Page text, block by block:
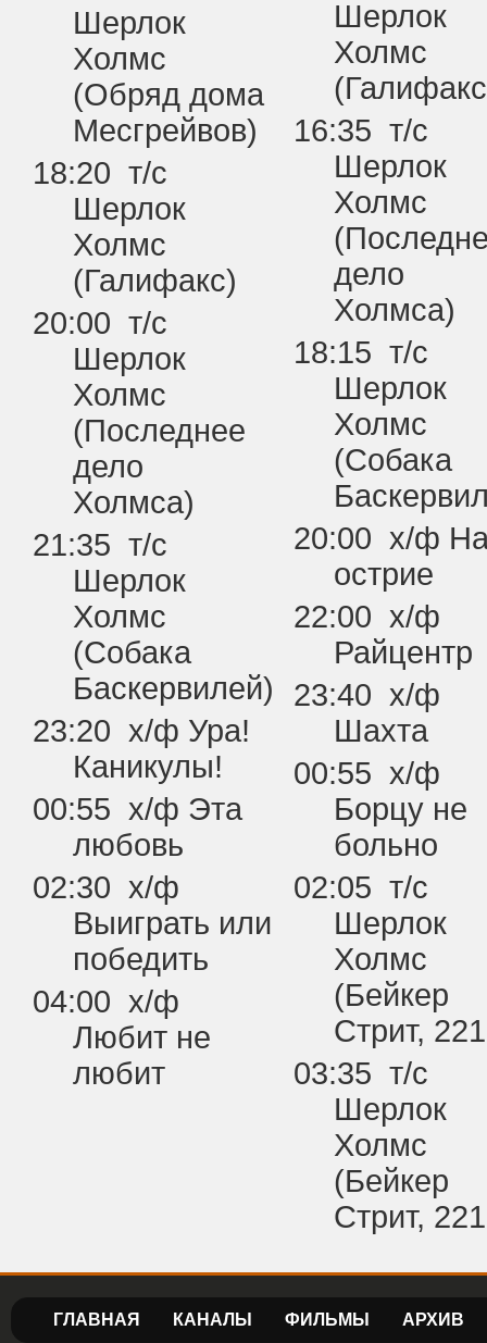
Шерлок
Холмс
(Обряд дома
Месгрейвов)
18:20 т/с
Шерлок
Холмс
(Галифакс)
20:00 т/с
Шерлок
Холмс
(Последнее
дело
Холмса)
21:35 т/с
Шерлок
Холмс
(Собака
Баскервилей)
23:20 х/ф Ура!
Каникулы!
00:55 х/ф Эта
любовь
02:30 х/ф
Выиграть или
победить
04:00 х/ф
Любит не
любит
Шерлок
Холмс
16:35 т/с
Шерлок
Холмс
дело
Холмса)
18:15 т/с
Шерлок
Холмс
(Собака
20:00 х/ф
острие
22:00 х/ф
Райцентр
23:40 х/ф
Шахта
00:55 х/ф
Борцу не
больно
02:05 т/с
Шерлок
Холмс
(Бейкер
Стрит,
03:35 т/с
Шерлок
Холмс
(Бейкер
Стрит,
ГЛАВНАЯ КАНАЛЫ ФИЛЬМЫ АРХИВ